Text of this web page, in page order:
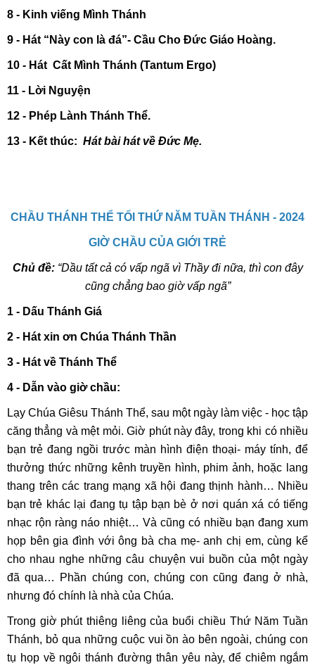
8 - Kinh viếng Mình Thánh
9 - Hát “Này con là đá”- Cầu Cho Đức Giáo Hoàng.
10 - Hát Cất Mình Thánh (Tantum Ergo)
11 - Lời Nguyện
12 - Phép Lành Thánh Thể.
13 - Kết thúc: Hát bài hát về Đức Mẹ.
CHẦU THÁNH THỂ TỐI THỨ NĂM TUẦN THÁNH - 2024
GIỜ CHẦU CỦA GIỚI TRẺ
Chủ đề: “Dầu tất cả có vấp ngã vì Thầy đi nữa, thì con đây
cũng chẳng bao giờ vấp ngã”
1 - Dấu Thánh Giá
2 - Hát xin ơn Chúa Thánh Thần
3 - Hát về Thánh Thể
4 - Dẫn vào giờ chầu:
Lạy Chúa Giêsu Thánh Thể, sau một ngày làm việc - học tập
căng thẳng và mệt mỏi. Giờ phút này đây, trong khi có nhiều
bạn trẻ đang ngồi trước màn hình điện thoại- máy tính, để
thưởng thức những kênh truyền hình, phim ảnh, hoặc lang
thang trên các trang mạng xã hội đang thịnh hành… Nhiều
bạn trẻ khác lại đang tụ tập bạn bè ở nơi quán xá có tiếng
nhạc rộn ràng náo nhiệt… Và cũng có nhiều bạn đang xum
họp bên gia đình với ông bà cha mẹ- anh chị em, cùng kể
cho nhau nghe những câu chuyện vui buồn của một ngày
đã qua… Phần chúng con, chúng con cũng đang ở nhà,
nhưng đó chính là nhà của Chúa.
Trong giờ phút thiêng liêng của buổi chiều Thứ Năm Tuần
Thánh, bỏ qua những cuộc vui ồn ào bên ngoài, chúng con
tụ họp về ngôi thánh đường thân yêu này, để chiêm ngắm